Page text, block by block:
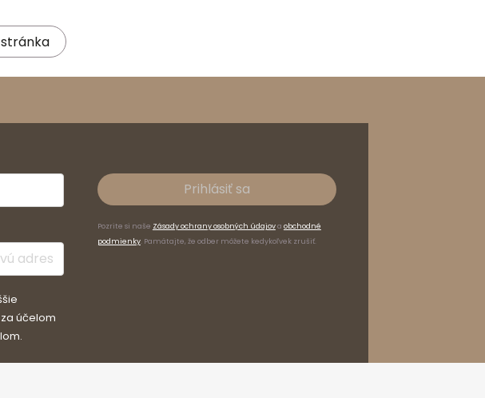
účelom
Prihlásiť sa
Pozrite si naše Zásady ochrany osobných údajova obchodné
podmienky. Pamätajte, že odber môžete kedykoľvek zrušiť.